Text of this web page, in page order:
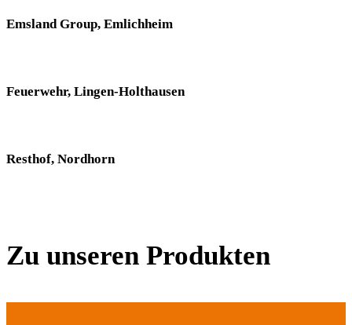
Emsland Group, Emlichheim
Feuerwehr, Lingen-Holthausen
Resthof, Nordhorn
Zu unseren Produkten